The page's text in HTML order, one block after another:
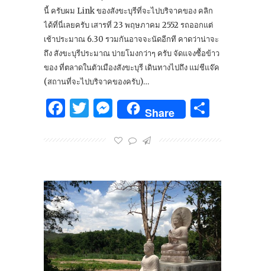
นี้ ครับผม Link ของสังขะบุรีที่จะไปบริจาคของ คลิก
ได้ที่นี่เลยครับ เสารที่ 23 พฤษภาคม 2552 รถออกแต่
เช้าประมาณ 6.30 รวมกันอาจจะนัดอีกที คาดว่าน่าจะ
ถึง สังขะบุรีประมาณ บ่ายโมงกว่าๆ ครับ จัดแจงซื้อข้าว
ของ ที่ตลาดในตัวเมืองสังขะบุรี เดินทางไปถึง แม่ชีแจ๊ค
(สถานที่จะไปบริจาคของครับ)…
Facebook
Twitter
Messenger
Share